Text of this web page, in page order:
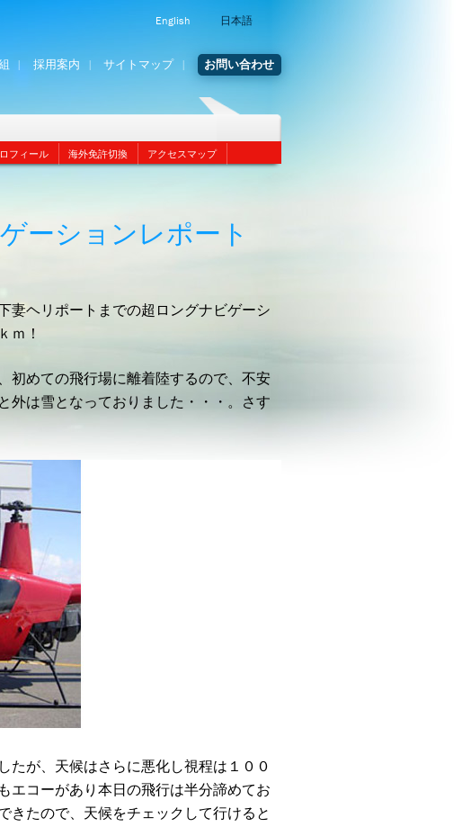
English 日本語
採用案内 サイトマップ お問い合わせ
フィール 海外免許切換 アクセスマップ
ーションレポート
妻ヘリポートまでの超ロングナビゲーシ
ｍ！
初めての飛行場に離着陸するので、不安
外は雪となっておりました・・・。さす
たが、天候はさらに悪化し視程は１００
エコーがあり本日の飛行は半分諦めてお
きたので、天候をチェックして行けると